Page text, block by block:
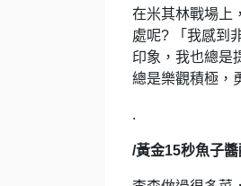
在米其林戰場上
處呢? 「我感到
印象，我也總是
總是樂觀積極，
.
/黃金15秒魚子